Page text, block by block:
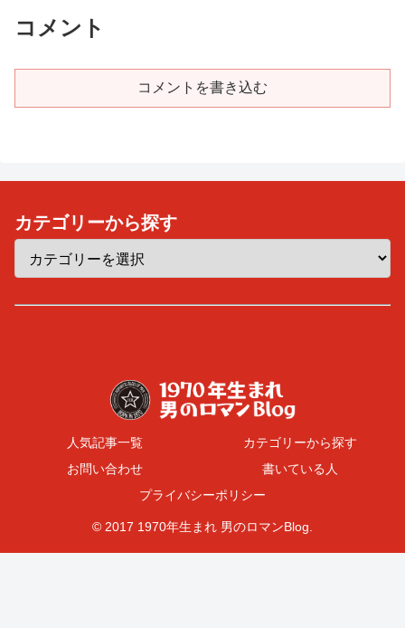
コメント
コメントを書き込む
カテゴリーから探す
人気記事一覧
カテゴリーから探す
お問い合わせ
書いている人
プライバシーポリシー
© 2017 1970年生まれ 男のロマンBlog.